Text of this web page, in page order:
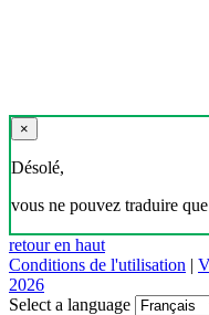
×
Désolé,
vous ne pouvez traduire
retour en haut
Conditions de l'utilisation |
2026
Select a language